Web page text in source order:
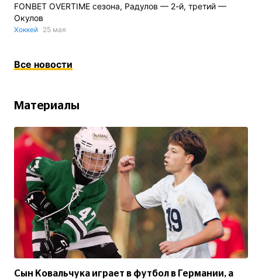
FONBET OVERTIME сезона, Радулов — 2-й, третий —
Окулов
Хоккей 25 мая
Все новости
Материалы
Сын Ковальчука играет в футбол в Германии, а